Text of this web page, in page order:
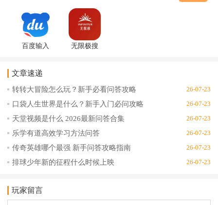
百度输入
最新版
无限极搜
新版
文章速递
转转大冒险怎么玩？新手必看问答攻略 26-07-23
口袋人生世界是什么？新手入门必问攻略 26-07-23
天堂视频是什么 2026最新问答合集 26-07-23
乐学有道高效学习方法问答 26-07-23
传奇英雄哪个最强 新手问答攻略指南 26-07-23
排球少年新的征程什么时候上映 26-07-23
玩家留言